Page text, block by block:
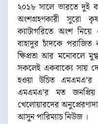
২০১৮ সালে ভারতে দুই
অংশগ্রহণকারী সুরো
ক্যাটাগরিতে অংশ নিয়ে
বাহাদুর চাঁদকে
ক্ষিপ্রতা আর মনোবলে
সকলেই একবাক্যে সায়
হওয়া উচিত এমএমএ’র
এমএমএ’র মত
খেলোয়ারদের
আসুন পারিম্যাচ নিউজ ।